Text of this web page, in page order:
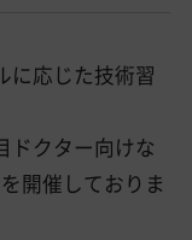
に応じた技術習
ドクター向けな
開催しておりま